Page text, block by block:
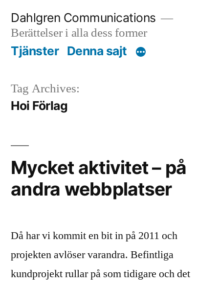
content
Dahlgren Communications
Berättelser i alla dess former
Tjänster Denna sajt
Tag Archives:
Hoi Förlag
Mycket aktivitet – på
andra webbplatser
Då har vi kommit en bit in på 2011 och
projekten avlöser varandra. Befintliga
kundprojekt rullar på som tidigare och det